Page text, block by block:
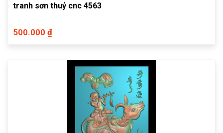
tranh sơn thuỷ cnc 4563
500.000 ₫